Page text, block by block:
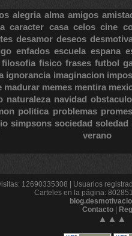
alegria alma amigos
caracter casa celos cine
desamor deseos
enfados escuela espana
filosofia fisico frases futbol
ignorancia imaginacion
madurar memes mentira
naturaleza navidad
politica problemas
simpsons sociedad soledad
verano
12690335308 | Usuarios
Carteles en la página:
Contacto|
▲▲▲